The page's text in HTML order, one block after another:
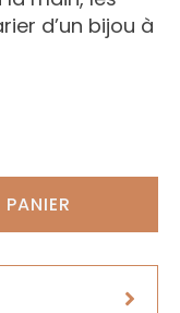
d’un bijou à